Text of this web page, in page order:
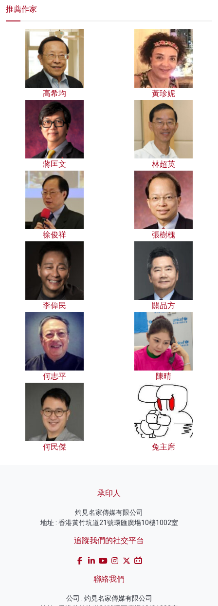
推薦作家
高希均 黃珍妮
蔣匡文 林超英
徐俊祥 張樹槐
李偉民 關品方
何志平 陳晴
何民傑 兔主席
承印人
灼見名家傳媒有限公司
地址 : 香港黃竹坑道21號環匯廣場10樓1002室
追蹤我們的社交平台
聯絡我們
公司 : 灼見名家傳媒有限公司